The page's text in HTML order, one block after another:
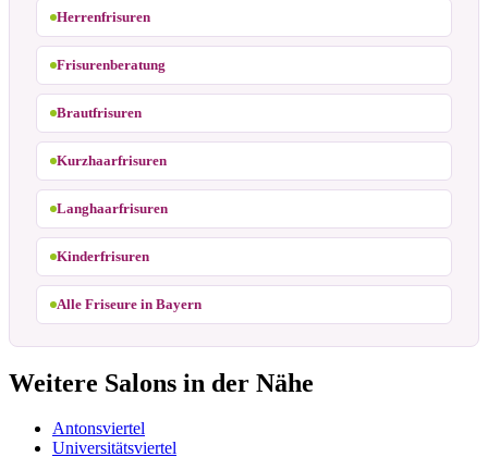
Herrenfrisuren
Frisurenberatung
Brautfrisuren
Kurzhaarfrisuren
Langhaarfrisuren
Kinderfrisuren
Alle Friseure in Bayern
Weitere Salons in der Nähe
Antonsviertel
Universitätsviertel